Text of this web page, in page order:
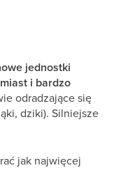
jednostki
i bardzo
odradzające się
dziki). Silniejsze
jak najwięcej